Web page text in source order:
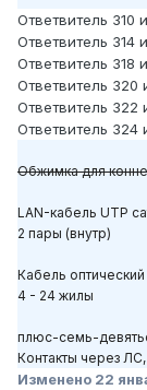
Ответвитель 310
Ответвитель 314
Ответвитель 318
Ответвитель 320
Ответвитель 322
Ответвитель 324
Обжимка для
LAN-кабель UTP
2 пары (внутр)
Кабель
4 - 24 жилы
плюс-семь-
Контакты через
Изменено 22